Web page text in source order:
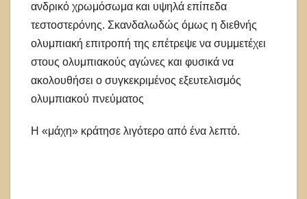
ανδρικό χρωμόσωμα και υψηλά επίπεδα
τεστοστερόνης. Σκανδαλωδώς όμως η διεθνής
ολυμπιακή επιτροπή της επέτρεψε να συμμετέχει
στους ολυμπιακούς αγώνες και φυσικά να
ακολουθήσει ο συγκεκριμένος εξευτελισμός
ολυμπιακού πνεύματος
Η «μάχη» κράτησε λιγότερο από ένα λεπτό.